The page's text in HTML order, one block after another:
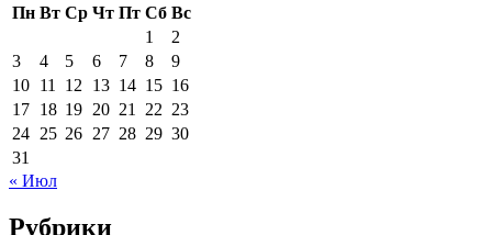
Пн Вт Ср Чт Пт Сб Вс
1
2
3
4 5 6 7 8
9
10 11 12 13 14 15 16
17 18 19 20 21 22 23
24 25 26 27 28 29 30
31
« Июл
Рубрики